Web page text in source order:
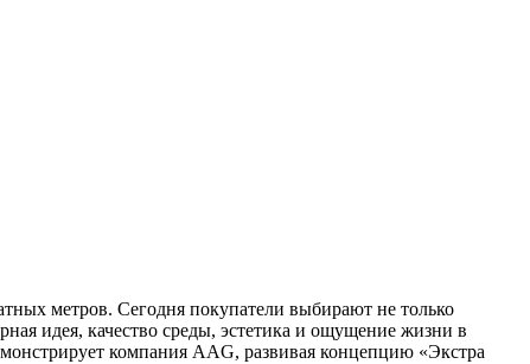
метров. Сегодня покупатели выбирают не только
идея, качество среды, эстетика и ощущение жизни в
компания AAG, развивая концепцию «Экстра